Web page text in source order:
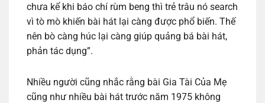
chưa kể khi báo chí rùm beng thì trẻ trâu nó search
vì tò mò khiến bài hát lại càng được phổ biến. Thế
nên bò càng húc lại càng giúp quảng bá bài hát,
phản tác dụng”.
Nhiều người cũng nhắc rằng bài Gia Tài Của Mẹ
cũng như nhiều bài hát trước năm 1975 không